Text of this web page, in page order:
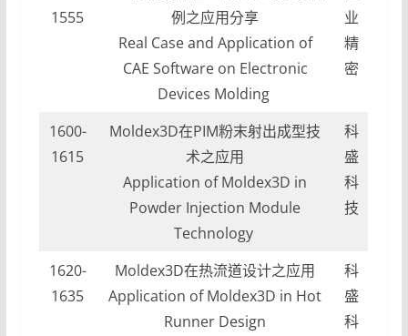
1555
例之应用分享
Real Case and Application of
CAE Software on Electronic
Devices Molding
业
精
密
1600-
1615
Moldex3D在PIM粉末射出成型技
术之应用
Application of Moldex3D in
Powder Injection Module
Technology
科
盛
科
技
1620-
1635
Moldex3D在热流道设计之应用
Application of Moldex3D in Hot
Runner Design
科
盛
科